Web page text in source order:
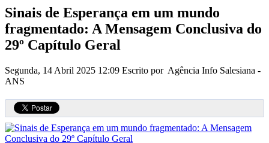
Sinais de Esperança em um mundo
fragmentado: A Mensagem Conclusiva do
29º Capítulo Geral
Segunda, 14 Abril 2025 12:09 Escrito por Agência Info Salesiana -
ANS